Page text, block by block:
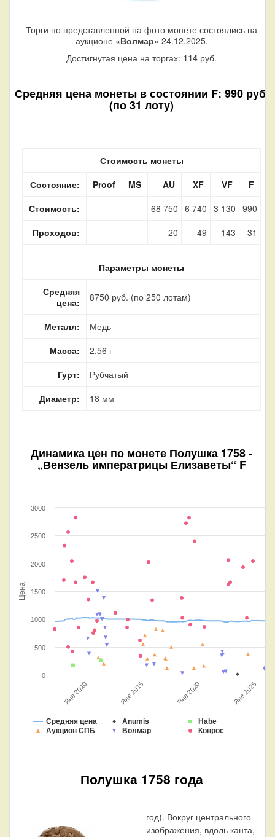
Торги по представленной на фото монете состоялись на
аукционе «Волмар» 24.12.2025.
Достигнутая цена на торгах: 114 руб.
Средняя цена монеты в состоянии F: 990 руб.
(по 31 лоту)
Стоимость монеты
Состояние:
Proof MS AU XF VF
F
Стоимость:
68 750 6 740 3 130 990
Проходов:
20 49 143 31
Параметры монеты
Средняя
цена:
8750 руб. (по 250 лотам)
Металл:
Медь
Масса:
2,56 г
Гурт:
Рубчатый
Диаметр:
18 мм
Динамика цен по монете Полушка 1758 -
„Вензель императрицы Елизаветы“ F
Цена
Средняя цена Anumis
Habe
Аукцион СПБ
Волмар Конрос
Янв 2010 Янв 2015 Янв 2020 Янв 2025
0
500
1000
1500
2000
2500
3000
Полушка 1758 года
год). Вокруг центрального
изображения, вдоль канта,